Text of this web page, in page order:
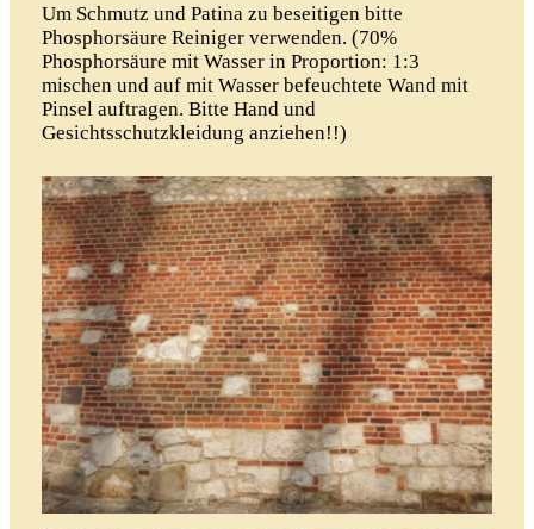
Um Schmutz und Patina zu beseitigen bitte
Phosphorsäure Reiniger verwenden. (70%
Phosphorsäure mit Wasser in Proportion: 1:3
mischen und auf mit Wasser befeuchtete Wand mit
Pinsel auftragen. Bitte Hand und
Gesichtsschutzkleidung anziehen!!)